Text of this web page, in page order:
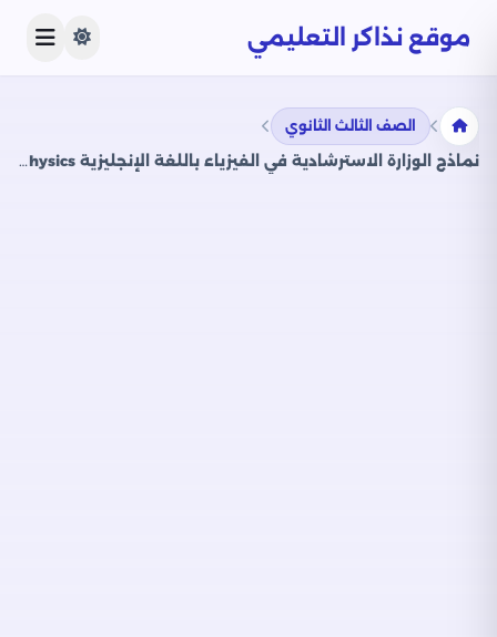
موقع نذاكر التعليمي
الصف الثالث الثانوي
نماذج الوزارة الاسترشادية في الفيزياء باللغة الإنجليزية Physics للصف الثالث الثانوي فبراير 2025 بصيغة PDF